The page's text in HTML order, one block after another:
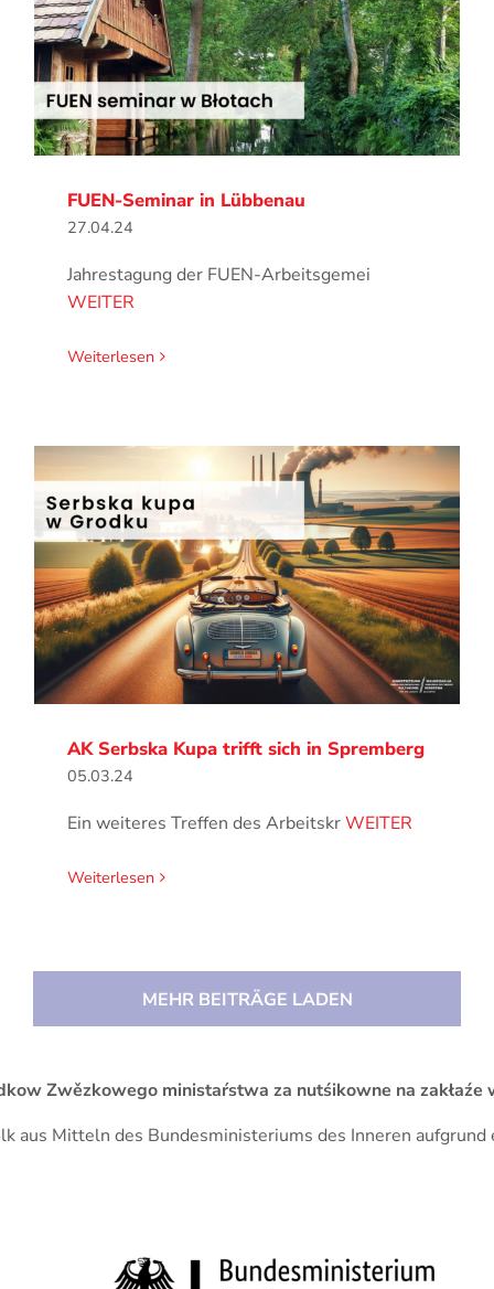
FUEN-Seminar in Lübbenau
27.04.24
Jahrestagung der FUEN-Arbeitsgemei
WEITER
Weiterlesen
AK Serbska Kupa trifft sich in Spremberg
05.03.24
Ein weiteres Treffen des ArbeitskrWEITER
Weiterlesen
MEHR BEITRÄGE LADEN
Zwězkowego ministaŕstwa za nutśikowne na
aus Mitteln des Bundesministeriums des Inneren